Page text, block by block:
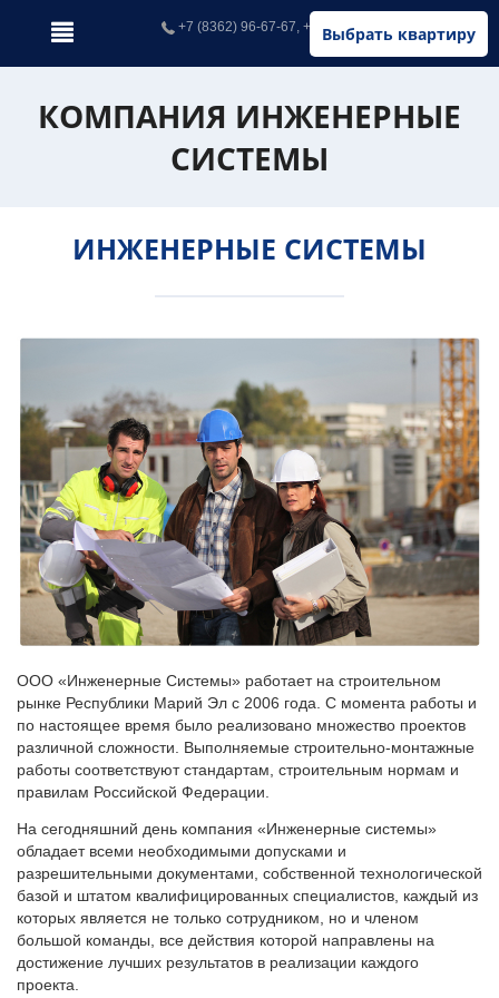
Выбрать квартиру
+7 (8362) 96-67-67, +7 (902) 326-67-67
КОМПАНИЯ ИНЖЕНЕРНЫЕ
СИСТЕМЫ
ИНЖЕНЕРНЫЕ СИСТЕМЫ
ООО «Инженерные Системы» работает на строительном
рынке Республики Марий Эл с 2006 года. С момента работы и
по настоящее время было реализовано множество проектов
различной сложности. Выполняемые строительно-монтажные
работы соответствуют стандартам, строительным нормам и
правилам Российской Федерации.
На сегодняшний день компания «Инженерные системы»
обладает всеми необходимыми допусками и
разрешительными документами, собственной технологической
базой и штатом квалифицированных специалистов, каждый из
которых является не только сотрудником, но и членом
большой команды, все действия которой направлены на
достижение лучших результатов в реализации каждого
проекта.